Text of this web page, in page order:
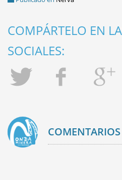
COMPÁRTELO EN
SOCIALES:
COMENTARIOS